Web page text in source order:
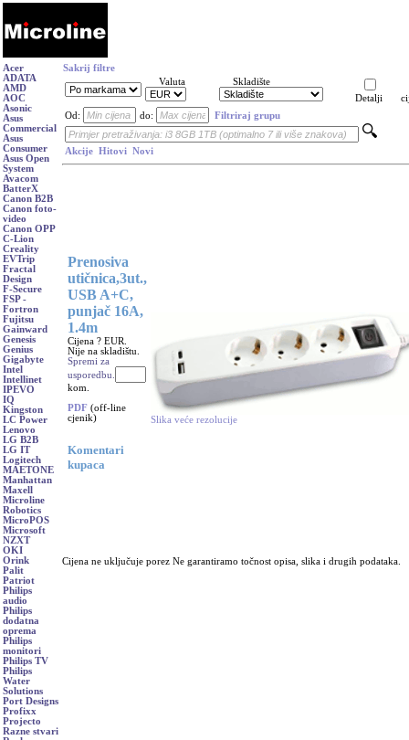
Acer
ADATA
AMD
AOC
Asonic
Asus
Commercial
Asus
Consumer
Asus Open
System
Avacom
BatterX
Canon B2B
Canon foto-
video
Canon OPP
C-Lion
Creality
EVTrip
Fractal
Design
F-Secure
FSP -
Fortron
Fujitsu
Gainward
Genesis
Genius
Gigabyte
Intel
Intellinet
IPEVO
IQ
Kingston
LC Power
Lenovo
LG B2B
LG IT
Logitech
MAETONE
Manhattan
Maxell
Microline
Robotics
MicroPOS
Microsoft
NZXT
OKI
Orink
Palit
Patriot
Philips
audio
Philips
dodatna
oprema
Philips
monitori
Philips TV
Philips
Water
Solutions
Port Designs
Profixx
Projecto
Razne stvari
Sakrij filtre
Valuta
Skladište
Detalji
Od:
do: Filtriraj grupu
Akcije Hitovi Novi
Prenosiva
utičnica,3ut.,
USB A+C,
punjač 16A,
1.4m
Cijena ? EUR.
Nije na skladištu.
Spremi za
usporedbu.
kom.
PDF (off-line
cjenik)
Komentari
kupaca
Slika veće rezolucije
Cijena ne uključuje porez Ne garantiramo točnost opisa, slika i drugih podataka.